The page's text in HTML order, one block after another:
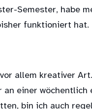
Semester, habe
funktioniert hat.
allem kreativer
einer wöchentlich
bin ich auch